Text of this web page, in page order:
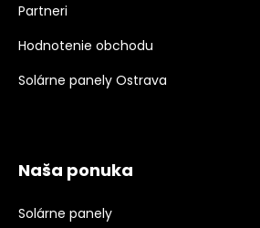
Partneri
Hodnotenie obchodu
Solárne panely Ostrava
Naša ponuka
Solárne panely